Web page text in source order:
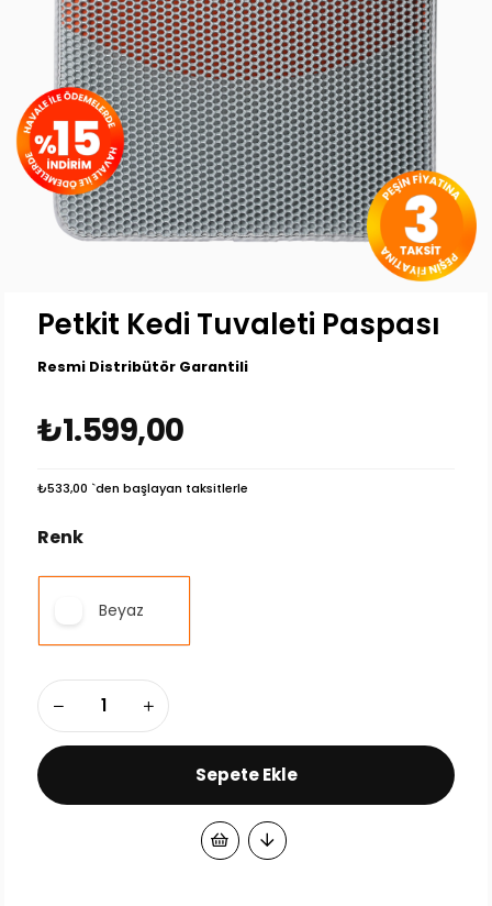
Petkit Kedi Tuvaleti Paspası
Resmi Distribütör Garantili
₺1.599,00
₺533,00 `den başlayan taksitlerle
Renk
Beyaz